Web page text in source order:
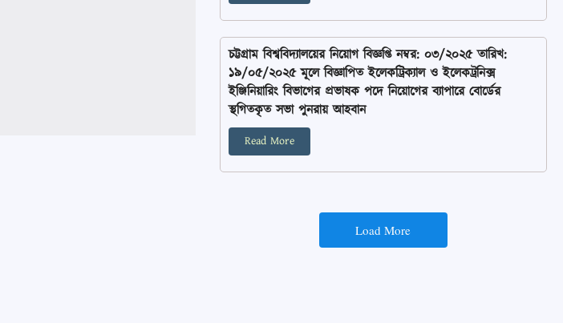
চট্টগ্রাম বিশ্ববিদ্যালয়ের নিয়োগ বিজ্ঞপ্তি নম্বর: ০৩/২০২৫ তারিখ:
১৯/০৫/২০২৫ মূলে বিজ্ঞাপিত ইলেকট্রিক্যাল ও ইলেকট্রনিক্স
ইঞ্জিনিয়ারিং বিভাগের প্রভাষক পদে নিয়োগের ব্যাপারে বোর্ডের
স্থগিতকৃত সভা পুনরায় আহবান
Read More
Load More